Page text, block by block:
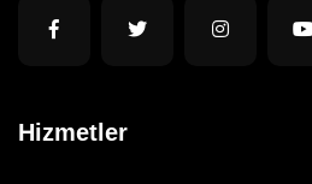
Hizmetler